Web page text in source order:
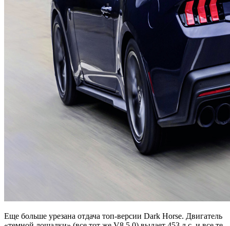
Еще больше урезана отдача топ-версии Dark Horse. Двигатель